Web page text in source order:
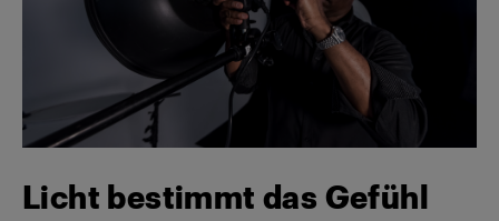
Licht bestimmt das Gefühl